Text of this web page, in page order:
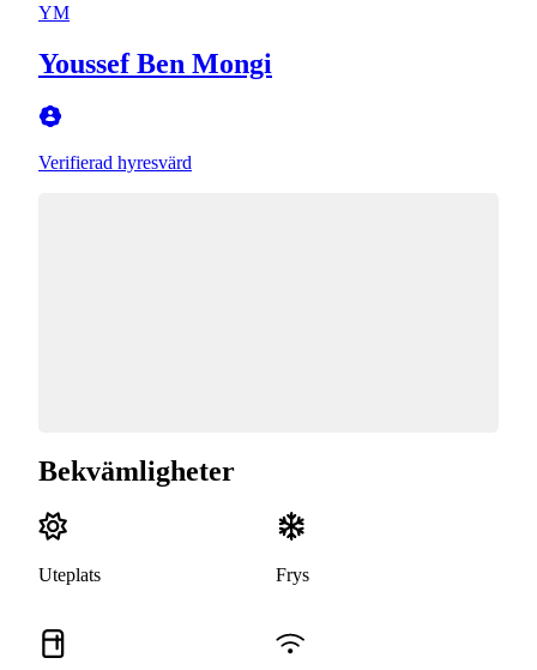
YM
Youssef Ben Mongi
Verifierad hyresvärd
Bekvämligheter
Uteplats Frys